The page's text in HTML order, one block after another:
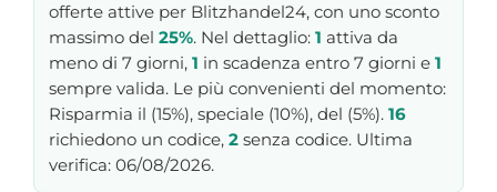
offerte attive per Blitzhandel24, con uno sconto
massimo del 25%. Nel dettaglio: 1 attiva da
meno di 7 giorni, 1 in scadenza entro 7 giorni e 1
sempre valida. Le più convenienti del momento:
Risparmia il (15%), speciale (10%), del (5%). 16
richiedono un codice, 2 senza codice. Ultima
verifica: 06/08/2026.